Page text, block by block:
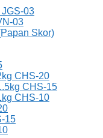
03
03
Skor)
CHS-20
CHS-15
CHS-10
15